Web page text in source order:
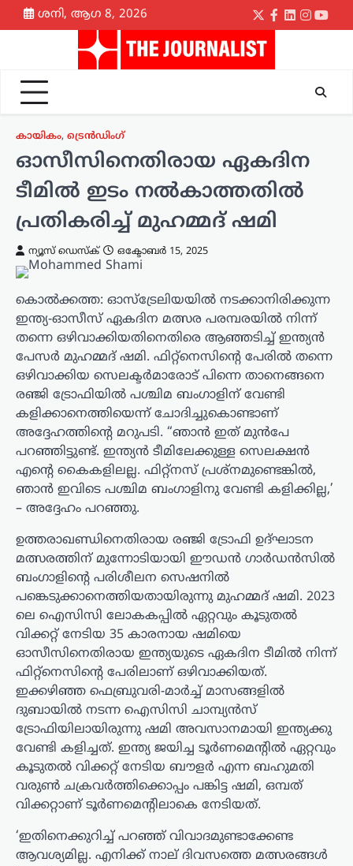
Skip
to
ശനി, ആഗ 8, 2026
Twitter
Facebook
LinkedIn
കായികം, ട്രെൻഡിംഗ്
ഓസീസിനെതിരായ ഏകദിന
ടീമിൽ ഇടം നൽകാത്തതിൽ
പ്രതികരിച്ച് മുഹമ്മദ് ഷമി
ന്യൂസ് ഡെസ്ക് ഒക്ടോബർ 15, 2025
കൊൽക്കത്ത: ഓസ്‌ട്രേലിയയിൽ നടക്കാനിരിക്കുന്ന
ഇന്ത്യ-ഓസീസ് ഏകദിന മത്സര പരമ്പരയിൽ നിന്ന്
തന്നെ ഒഴിവാക്കിയതിനെതിരെ ആഞ്ഞടിച്ച് ഇന്ത്യൻ
പേസർ മുഹമ്മദ് ഷമി. ഫിറ്റ്നെസിൻ്റെ പേരിൽ തന്നെ
ഒഴിവാക്കിയ സെലക്ടർമാരോട് പിന്നെ താനെങ്ങനെ
രഞ്ജി ട്രോഫിയിൽ പശ്ചിമ ബംഗാളിന് വേണ്ടി
കളിക്കാനെത്തിയെന്ന് ചോദിച്ചുകൊണ്ടാണ്
അദ്ദേഹത്തിൻ്റെ മറുപടി. “ഞാൻ ഇത് മുൻപേ
പറഞ്ഞിട്ടുണ്ട്. ഇന്ത്യൻ ടീമിലേക്കുള്ള സെലക്ഷൻ
എന്റെ കൈകളിലല്ല. ഫിറ്റ്നസ് പ്രശ്നമുണ്ടെങ്കിൽ,
ഞാൻ ഇവിടെ പശ്ചിമ ബംഗാളിനു വേണ്ടി കളിക്കില്ല,’
– അദ്ദേഹം പറഞ്ഞു.
ഉത്തരാഖണ്ഡിനെതിരായ രഞ്ജി ട്രോഫി ഉദ്ഘാടന
മത്സരത്തിന് മുന്നോടിയായി ഈഡൻ ഗാർഡൻസിൽ
ബംഗാളിന്റെ പരിശീലന സെഷനിൽ
പങ്കെടുക്കാനെത്തിയതായിരുന്നു മുഹമ്മദ് ഷമി. 2023
ലെ ഐസിസി ലോകകപ്പിൽ ഏറ്റവും കൂടുതൽ
വിക്കറ്റ് നേടിയ 35 കാരനായ ഷമിയെ
ഓസീസിനെതിരായ ഇന്ത്യയുടെ ഏകദിന ടീമിൽ നിന്ന്
ഫിറ്റ്നെസിൻ്റെ പേരിലാണ് ഒഴിവാക്കിയത്.
ഇക്കഴിഞ്ഞ ഫെബ്രുവരി-മാർച്ച് മാസങ്ങളിൽ
ദുബായിൽ നടന്ന ഐസിസി ചാമ്പ്യൻസ്
ട്രോഫിയിലായിരുന്നു ഷമി അവസാനമായി ഇന്ത്യക്കു
വേണ്ടി കളിച്ചത്. ഇന്ത്യ ജയിച്ച ടൂർണമെൻ്റിൽ ഏറ്റവും
കൂടുതൽ വിക്കറ്റ് നേടിയ ബൗളർ എന്ന ബഹുമതി
വരുൺ ചക്രവർത്തിക്കൊപ്പം പങ്കിട്ട ഷമി, ഒമ്പത്
വിക്കറ്റാണ് ടൂർണമെൻ്റിലാകെ നേടിയത്.
‘ഇതിനെക്കുറിച്ച് പറഞ്ഞ് വിവാദമുണ്ടാക്കേണ്ട
ആവശ്യമില്ല. എനിക്ക് നാല് ദിവസത്തെ മത്സരങ്ങൾ